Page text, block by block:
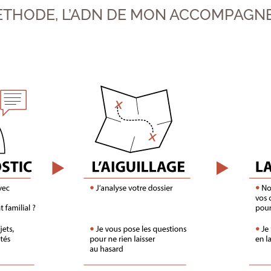
L’ADN DE MON